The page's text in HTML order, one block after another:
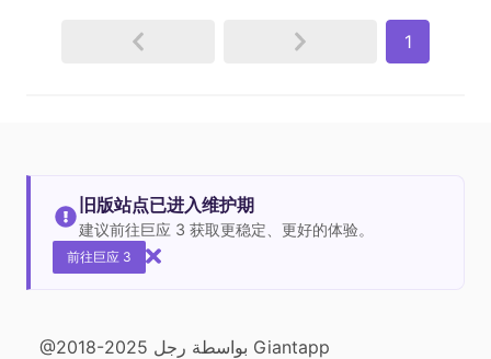
1
旧版站点已进入维护期
建议前往巨应 3 获取更稳定、更好的体验。
前往巨应 3
@2018-2025 بواسطة رجل Giantapp